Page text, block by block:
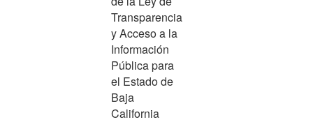
Transparencia
y Acceso a la
Información
Pública para
el Estado de
Baja
California